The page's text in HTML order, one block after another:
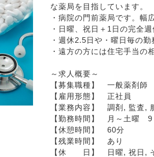
な薬局を目指しています。
・病院の門前薬局です。幅
・日曜、祝日＋1日の完全週
・週休2.5日や・曜日毎の
・遠方の方には住宅手当の
～求人概要～
【募集職種】　一般薬剤師
【雇用形態】　正社員
【業務内容】　調剤, 監査,
【勤務時間】　月～土曜　
【休憩時間】　60分
【残業時間】　あり
【休　　日】　日曜, 祝日,